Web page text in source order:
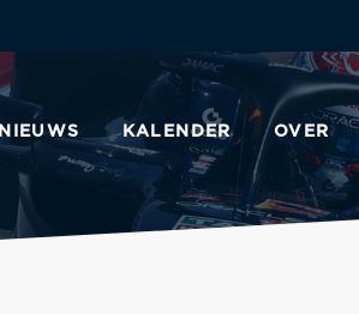
NIEUWS KALENDER OVER